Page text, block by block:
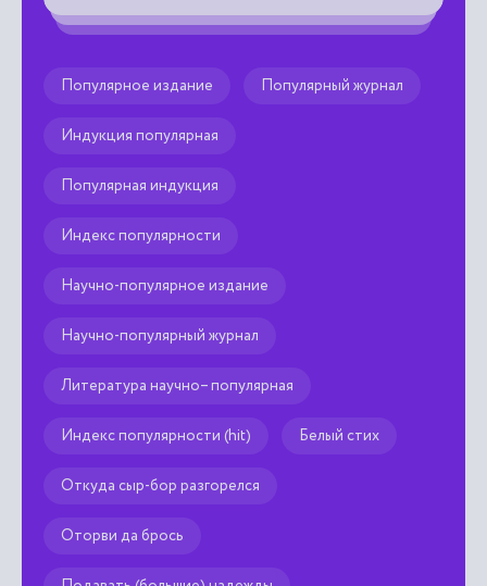
Популярное издание Популярный журнал
Индукция популярная
Популярная индукция
Индекс популярности
Научно-популярное издание
Научно-популярный журнал
Литература научно– популярная
Индекс популярности (hit) Белый стих
Откуда сыр-бор разгорелся
Оторви да брось